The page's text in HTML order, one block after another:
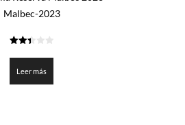
Malbec-2023
de 5
Leer más